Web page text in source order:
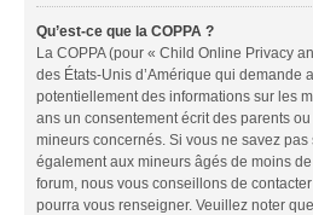
Qu’est-ce que la COPPA ?
La COPPA (pour « Child Online Privacy
des États-Unis d’Amérique qui demande
potentiellement des informations sur les
ans un consentement écrit des parents
mineurs concernés. Si vous ne savez pas
également aux mineurs âgés de moins
forum, nous vous conseillons de
pourra vous renseigner. Veuillez noter